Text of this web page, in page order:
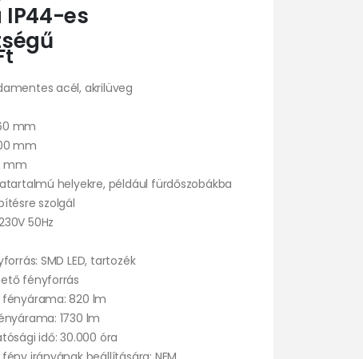
es
acél, akrilüveg
mm
mm
mm
helyekre, például fürdőszobákba
szolgál
50Hz
SMD LED, tartozék
fényforrás
820 lm
1730 lm
idő: 30.000 óra